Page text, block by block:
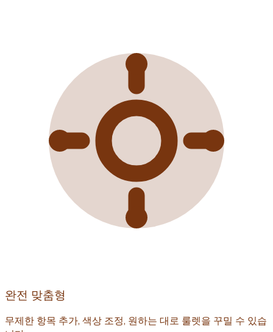
완전 맞춤형
무제한 항목 추가, 색상 조정, 원하는 대로 룰렛을 꾸밀 수 있습